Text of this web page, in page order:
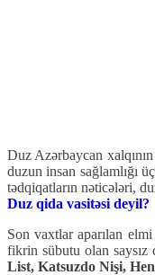
Duz Azərbaycan
duzun insan sağlamlığı
tədqiqatların nəticələri,
Duz qida vasitəsi deyil?
Son vaxtlar aparılan
fikrin sübutu olan
List, Katsuzdo Nişi,